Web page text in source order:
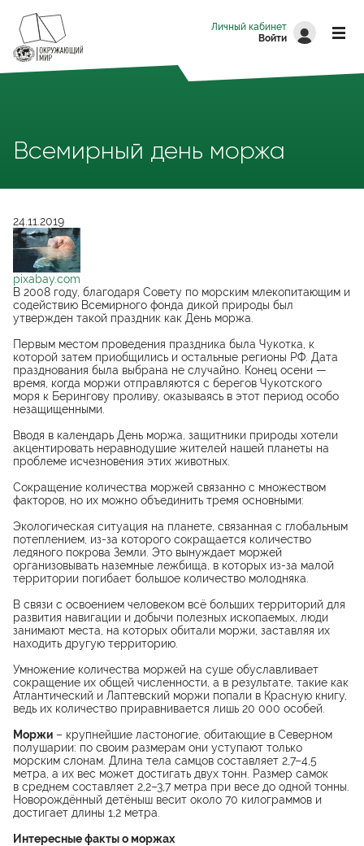
Личный кабинет
Войти
Всемирный день моржа
24.11.2019
pixabay.com
pixabay.com
В 2008 году, благодаря Совету по морским млекопитающим и
содействию Всемирного фонда дикой природы был
утвержден такой праздник как День моржа.
Первым местом проведения праздника была Чукотка, к
которой затем приобщились и остальные регионы РФ. Дата
празднования была выбрана не случайно. Конец осени —
время, когда моржи отправляются с берегов Чукотского
моря к Берингову проливу, оказываясь в этот период особо
незащищенными.
Вводя в календарь День моржа, защитники природы хотели
акцентировать неравнодушие жителей нашей планеты на
проблеме исчезновения этих животных.
Сокращение количества моржей связанно с множеством
факторов, но их можно объединить тремя основными:
Экологическая ситуация на планете, связанная с глобальным
потеплением, из-за которого сокращается количество
ледяного покрова Земли. Это вынуждает моржей
организовывать наземные лежбища, в которых из-за малой
территории погибает большое количество молодняка.
В связи с освоением человеком всё больших территорий для
развития навигации и добычи полезных ископаемых, люди
занимают места, на которых обитали моржи, заставляя их
находить другую территорию.
Умножение количества моржей на суше обуславливает
сокращение их общей численности, а в результате, такие как
Атлантический и Лаптевский моржи попали в Красную книгу,
ведь их количество приравнивается лишь 20 000 особей.
Моржи – крупнейшие ластоногие, обитающие в Северном
полушарии: по своим размерам они уступают только
морским слонам. Длина тела самцов составляет 2,7–4,5
метра, а их вес может достигать двух тонн. Размер самок
в среднем составляет 2,2–3,7 метра при весе до одной тонны.
Новорождённый детёныш весит около 70 килограммов и
достигает длины 1,2 метра.
Интересные факты о моржах